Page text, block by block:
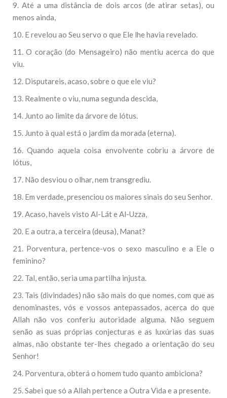
9. Até a uma distância de dois arcos (de atirar setas), ou
menos ainda,
10. E revelou ao Seu servo o que Ele lhe havia revelado.
11. O coração (do Mensageiro) não mentiu acerca do que
viu.
12. Disputareis, acaso, sobre o que ele viu?
13. Realmente o viu, numa segunda descida,
14. Junto ao limite da árvore de lótus.
15. Junto à qual está o jardim da morada (eterna).
16. Quando aquela coisa envolvente cobriu a árvore de
lótus,
17. Não desviou o olhar, nem transgrediu.
18. Em verdade, presenciou os maiores sinais do seu Senhor.
19. Acaso, haveis visto Al-Lát e Al-Uzza,
20. E a outra, a terceira (deusa), Manat?
21. Porventura, pertence-vos o sexo masculino e a Ele o
feminino?
22. Tal, então, seria uma partilha injusta.
23. Tais (divindades) não são mais do que nomes, com que as
denominastes, vós e vossos antepassados, acerca do que
Allah não vos conferiu autoridade alguma. Não seguem
senão as suas próprias conjecturas e as luxúrias das suas
almas, não obstante ter-lhes chegado a orientação do seu
Senhor!
24. Porventura, obterá o homem tudo quanto ambiciona?
25. Sabei que só a Allah pertence a Outra Vida e a presente.